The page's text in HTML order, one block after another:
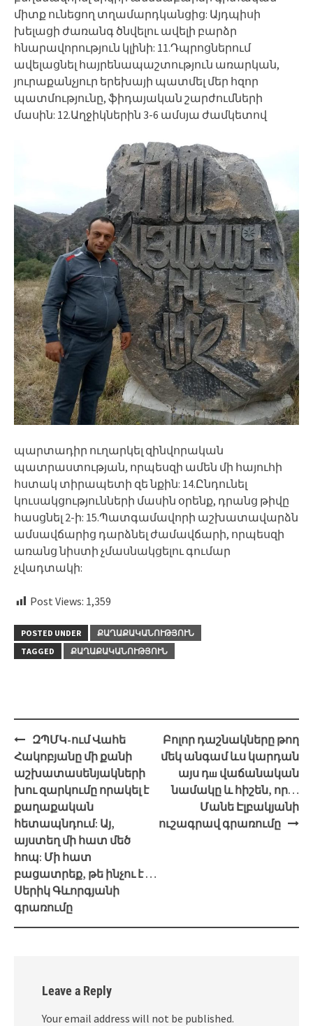
միտք ունեցող տղամարդկանցից: Այդպիսի
խելացի ժառանգ ծնվելու ավելի բարձր
հնարավորություն կլինի: 11.Դպրոցներում
ավելացնել հայրենապաշտություն առարկան,
յուրաքանչյուր երեխայի պատմել մեր հզոր
պատմությունը, ֆիդայական շարժումների
մասին: 12.Աղջիկներին 3-6 ամսյա ժամկետով
պարտադիր ուղարկել զինվորական
պատրաստության, որպեսզի ամեն մի հայուհի
հստակ տիրապետի զե նքին: 14.Ընդունել
կուսակցությունների մասին օրենք, դրանց թիվը
հասցնել 2-ի: 15.Պատգամավորի աշխատավարձն
ամսավճարից դարձնել ժամավճարի, որպեսզի
առանց նիստի չմասնակցելու գումար
չվադտակի:
Post Views: 1,359
POSTED UNDER
ՔԱՂԱՔԱԿԱՆՈՒԹՅՈՒՆ
TAGGED
ՔԱՂԱՔԱԿԱՆՈՒԹՅՈՒՆ
Post
navigation
ԶՊՄԿ-ում Վահե
Հակոբյանը մի քանի
աշխատասենյակների
խու զարկումը որակել է
քաղաքական
հետապնդում: Այ,
այստեղ մի հատ մեծ
հոպ: Մի հատ
բացատրեք, թե ինչու է …
Սերիկ Գևորգյանի
գրառումը
Բոլոր դաշնակները թող
մեկ անգամ ևս կարդան
այս դш վաճանական
նամակը և հիշեն, որ…
Մանե Էլբակյանի
ուշագրավ գրառումը
Leave a Reply
Your email address will not be published.